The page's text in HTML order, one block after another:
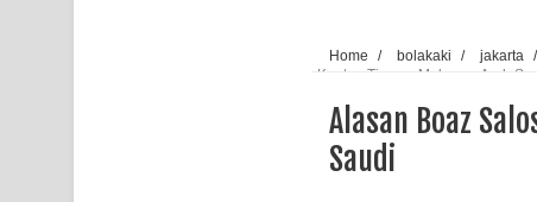
Lima Rumah Pribadi Terbakar Di Hamadi Jayapura
Home / bolakaki / jakarta /
Kapten Timnas Melawan Arab
Alasan Boaz
Saudi